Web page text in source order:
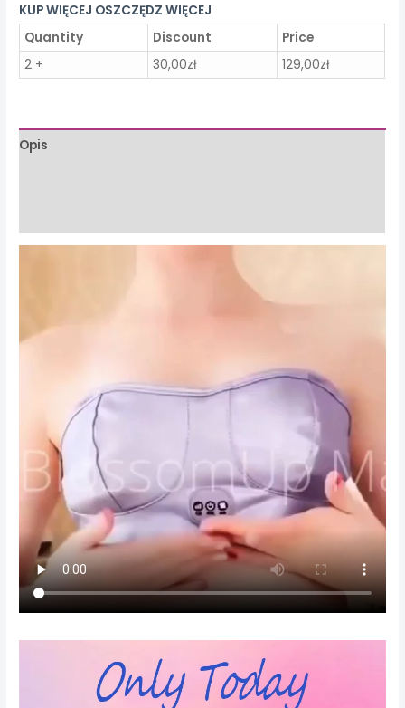
KUP WIĘCEJ OSZCZĘDZ WIĘCEJ
Quantity
Discount
Price
2 +
30,00zł 129,00zł
Opis